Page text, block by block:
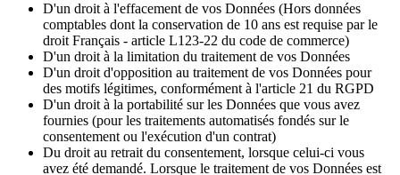
D'un droit à l'effacement de vos Données (Hors données
comptables dont la conservation de 10 ans est requise par le
droit Français - article L123-22 du code de commerce)
D'un droit à la limitation du traitement de vos Données
D'un droit d'opposition au traitement de vos Données pour
des motifs légitimes, conformément à l'article 21 du RGPD
D'un droit à la portabilité sur les Données que vous avez
fournies (pour les traitements automatisés fondés sur le
consentement ou l'exécution d'un contrat)
Du droit au retrait du consentement, lorsque celui-ci vous
avez été demandé. Lorsque le traitement de vos Données est